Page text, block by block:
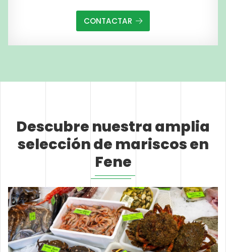
CONTACTAR
Descubre nuestra amplia
selección de mariscos en
Fene